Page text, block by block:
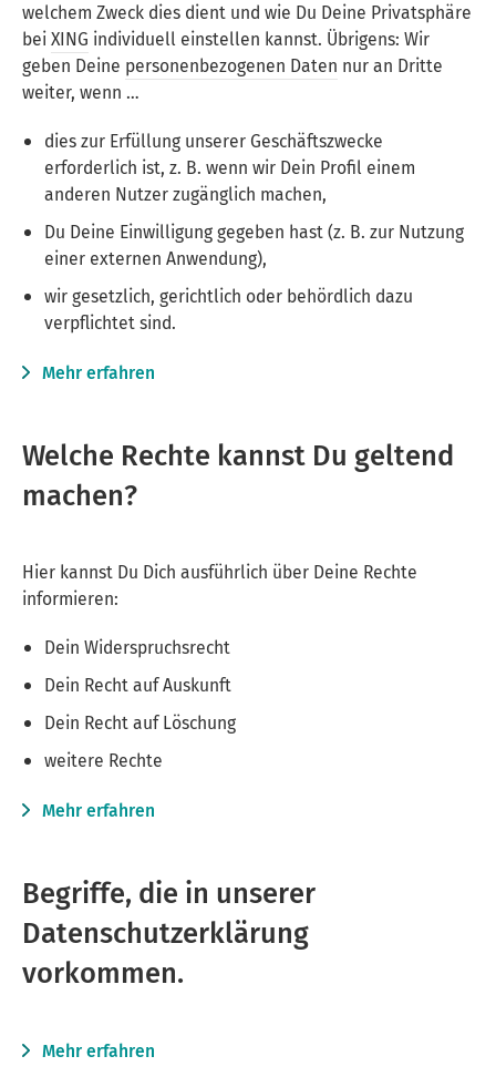
welchem Zweck dies dient und wie Du Deine Privatsphäre
beiXING individuell einstellen kannst. Übrigens: Wir
geben Deine personenbezogenen Daten nur an Dritte
weiter, wenn …
dies zur Erfüllung unserer Geschäftszwecke
erforderlich ist, z. B. wenn wir Dein Profil einem
anderen Nutzer zugänglich machen,
Du Deine Einwilligung gegeben hast (z. B. zur Nutzung
einer externen Anwendung),
wir gesetzlich, gerichtlich oder behördlich dazu
verpflichtet sind.
Mehr erfahren
Welche Rechte kannst Du geltend
machen?
Hier kannst Du Dich ausführlich über Deine Rechte
informieren:
Dein Widerspruchsrecht
Dein Recht auf Auskunft
Dein Recht auf Löschung
weitere Rechte
Mehr erfahren
Begriffe, die in unserer
Datenschutzerklärung
vorkommen.
Mehr erfahren